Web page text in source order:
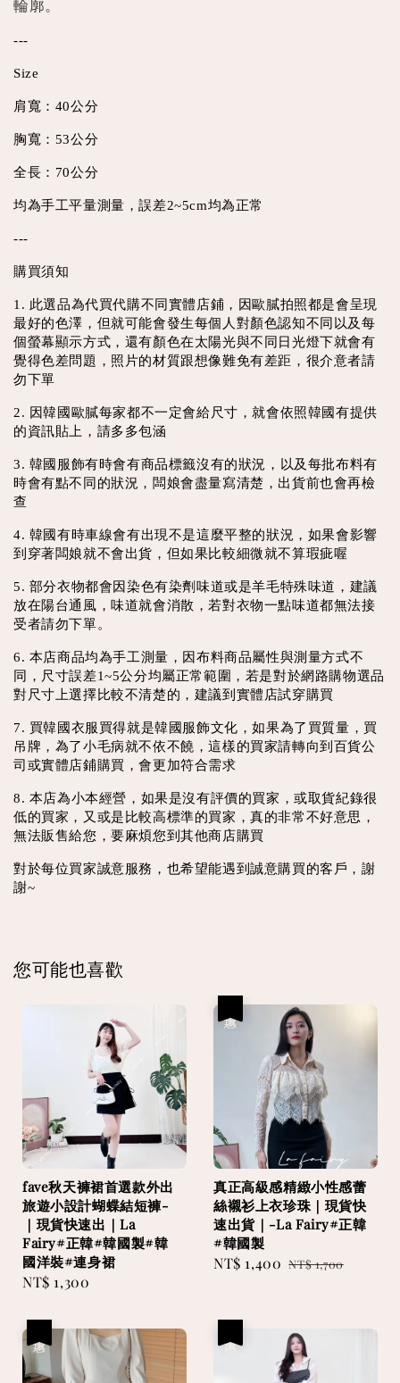
輪廓。
---
Size
肩寬：40公分
胸寬：53公分
全長：70公分
均為手工平量測量，誤差2~5cm均為正常
---
購買須知
1. 此選品為代買代購不同實體店鋪，因歐膩拍照都是會呈現
最好的色澤，但就可能會發生每個人對顏色認知不同以及每
個螢幕顯示方式，還有顏色在太陽光與不同日光燈下就會有
覺得色差問題，照片的材質跟想像難免有差距，很介意者請
勿下單
2. 因韓國歐膩每家都不一定會給尺寸，就會依照韓國有提供
的資訊貼上，請多多包涵
3. 韓國服飾有時會有商品標籤沒有的狀況，以及每批布料有
時會有點不同的狀況，闆娘會盡量寫清楚，出貨前也會再檢
查
4. 韓國有時車線會有出現不是這麼平整的狀況，如果會影響
到穿著闆娘就不會出貨，但如果比較細微就不算瑕疵喔
5. 部分衣物都會因染色有染劑味道或是羊毛特殊味道，建議
放在陽台通風，味道就會消散，若對衣物一點味道都無法接
受者請勿下單。
6. 本店商品均為手工測量，因布料商品屬性與測量方式不
同，尺寸誤差1~5公分均屬正常範圍，若是對於網路購物選品
對尺寸上選擇比較不清楚的，建議到實體店試穿購買
7. 買韓國衣服買得就是韓國服飾文化，如果為了買質量，買
吊牌，為了小毛病就不依不饒，這樣的買家請轉向到百貨公
司或實體店鋪購買，會更加符合需求
8. 本店為小本經營，如果是沒有評價的買家，或取貨紀錄很
低的買家，又或是比較高標準的買家，真的非常不好意思，
無法販售給您，要麻煩您到其他商店購買
對於每位買家誠意服務，也希望能遇到誠意購買的客戶，謝
謝~
您可能也喜歡
fave秋天褲裙首選款外出
旅遊小設計蝴蝶結短褲-
｜現貨快速出｜La
Fairy#正韓#韓國製#韓
國洋裝#連身裙
Regular
NT$ 1,300
真正高級感精緻小性感蕾
絲襯衫上衣珍珠｜現貨快
速出貨｜-La Fairy#正韓
#韓國製
Sale
NT$ 1,400 Regular
NT$ 1,700